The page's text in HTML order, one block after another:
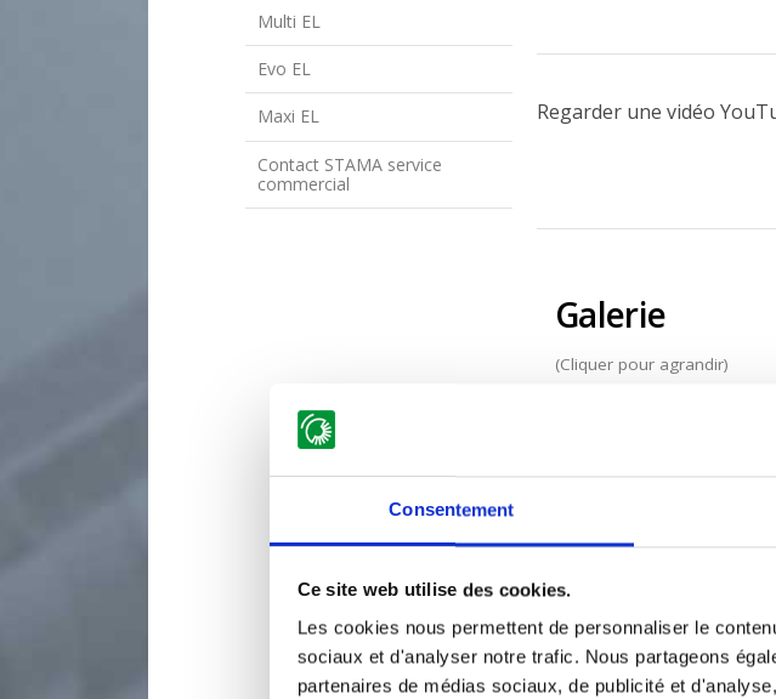
Consentement
Ce site web utilise des cookies.
Les cookies nous permettent de personnaliser le
sociaux et d'analyser notre trafic. Nous partageons
partenaires de médias sociaux, de publicité et
Multi EL
Evo EL
Maxi EL
Contact STAMA service
commercial
Regarder une vidéo
Galerie
(Cliquer pour agrandir)